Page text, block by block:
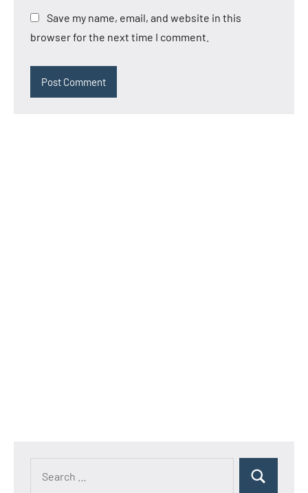
Save my name, email, and website in this
browser for the next time I comment.